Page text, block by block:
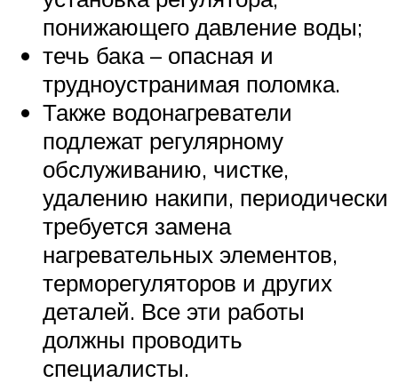
понижающего давление воды;
течь бака – опасная и
трудноустранимая поломка.
Также водонагреватели
подлежат регулярному
обслуживанию, чистке,
удалению накипи, периодически
требуется замена
нагревательных элементов,
терморегуляторов и других
деталей. Все эти работы
должны проводить
специалисты.